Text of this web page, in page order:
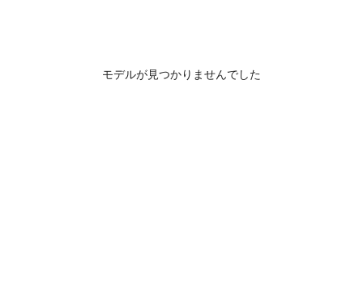
モデルが見つかりませんでした